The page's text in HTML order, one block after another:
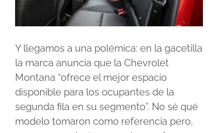
Y llegamos a una polémica: en la gacetilla
la marca anuncia que la Chevrolet
Montana “ofrece el mejor espacio
disponible para los ocupantes de la
segunda fila en su segmento”. No sé qué
modelo tomaron como referencia pero,